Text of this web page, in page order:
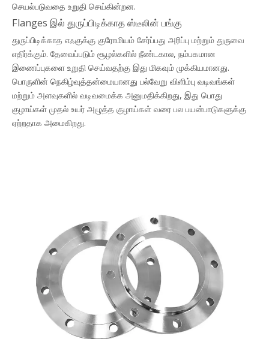
செயல்படுவதை உறுதி செய்கின்றன.
Flanges இல் துருப்பிடிக்காத ஸ்டீலின் பங்கு
துருப்பிடிக்காத எஃகுக்கு குரோமியம் சேர்ப்பது அரிப்பு மற்றும் துருவை
எதிர்க்கும். தேவைப்படும் சூழல்களில் நீண்டகால, நம்பகமான
இணைப்புகளை உறுதி செய்வதற்கு இது மிகவும் முக்கியமானது.
பொருளின் நெகிழ்வுத்தன்மையானது பல்வேறு விளிம்பு வடிவங்கள்
மற்றும் அளவுகளில் வடிவமைக்க அனுமதிக்கிறது, இது பொது
குழாய்கள் முதல் உயர் அழுத்த குழாய்கள் வரை பல பயன்பாடுகளுக்கு
ஏற்றதாக அமைகிறது.